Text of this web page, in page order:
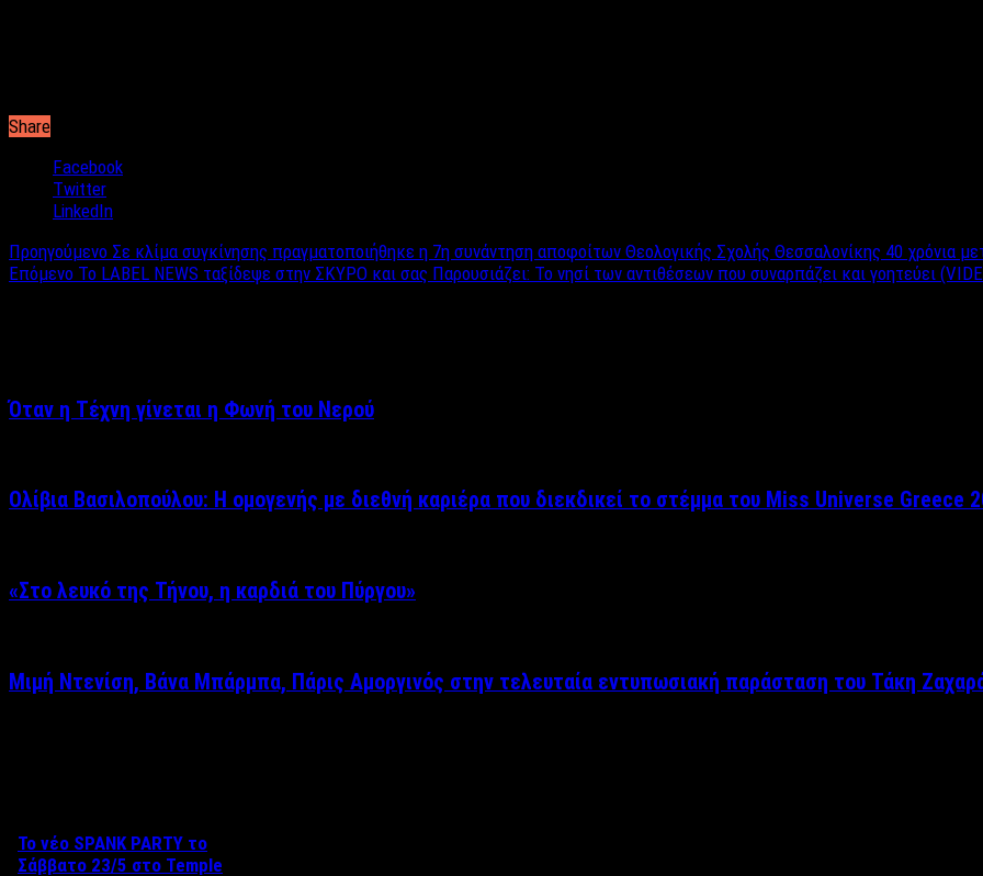
Share
Facebook
Twitter
LinkedIn
Προηγούμενο Σε κλίμα συγκίνησης πραγματοποιήθηκε η 7η συνάντηση αποφοίτων Θεολογικής Σχολής Θεσσαλονίκης 40 χρόνια
Επόμενο Το LABEL NEWS ταξίδεψε στην ΣΚΥΡΟ και σας Παρουσιάζει: To νησί των αντιθέσεων που συναρπάζει και γοητεύει
Όταν η Τέχνη γίνεται η Φωνή του Νερού
Ολίβια Βασιλοπούλου: Η ομογενής με διεθνή καριέρα που διεκδικεί το στέμμα του Miss Universe Greece
«Στο λευκό της Τήνου, η καρδιά του Πύργου»
Μιμή Ντενίση, Βάνα Μπάρμπα, Πάρις Αμοργινός στην τελευταία εντυπωσιακή παράσταση του Τάκη
Το νέο SPANK PARTY το
Σάββατο 23/5 στο Temple